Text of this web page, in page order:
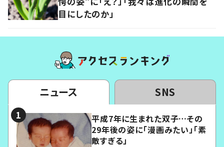
目にしたのか」
ニュース SNS
平成7年に生まれた双子…その
29年後の姿に「漫画みたい」「素
敵すぎる」